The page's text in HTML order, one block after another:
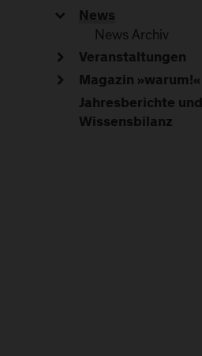
News
News Archiv
Veranstaltungen
Magazin »warum!«
Jahresberichte und
Wissensbilanz